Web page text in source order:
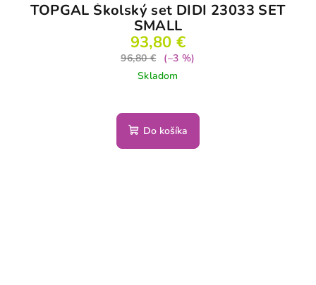
TOPGAL Školský set DIDI 23033 SET
SMALL
93,80 €
96,80 €
(–3 %)
Skladom
Do košíka